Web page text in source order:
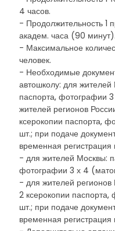
4 часов.
- Продолжительность 1
академ. часа (90 минут).
- Максимальное
человек.
- Необходимые
автошколу: для жителей
паспорта, фотографии
жителей регионов
ксерокопии паспорта,
шт.; при подаче
временная регистрация
- для жителей Москвы:
фотографии 3 х 4
- для жителей регионов
2 ксерокопии
шт.; при подаче
временная регистрация